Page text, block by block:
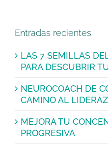
Entradas recientes
LAS 7 SEMILLAS
PARA DESCUBRIR
NEUROCOACH DE
CAMINO AL
MEJORA TU
PROGRESIVA